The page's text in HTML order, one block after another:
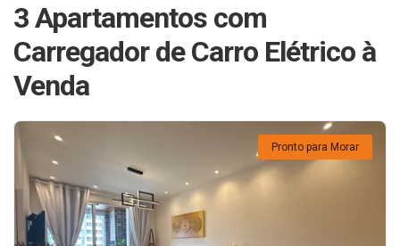
3 Apartamentos com
Carregador de Carro Elétrico à
Venda
Pronto para Morar